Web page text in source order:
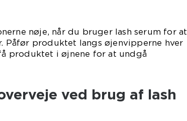
nøje, når du bruger lash serum for at
Påfør produktet langs øjenvipperne hver
produktet i øjnene for at undgå
ved brug af lash